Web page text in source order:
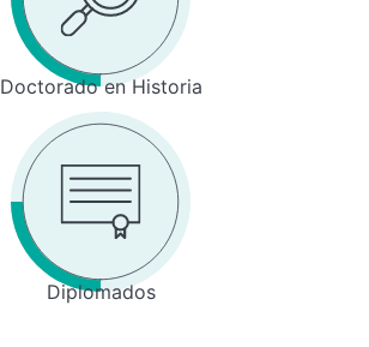
Doctorado en Historia
Diplomados